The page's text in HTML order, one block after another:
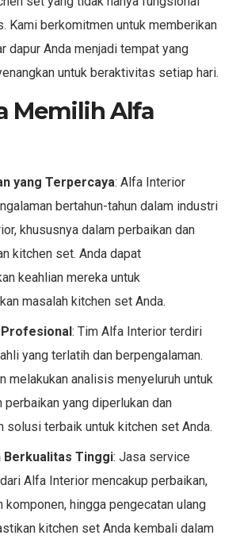
Kami berkomitmen untuk memberikan
dapur Anda menjadi tempat yang
untuk beraktivitas setiap hari.
Memilih Alfa
yang Terpercaya: Alfa Interior
bertahun-tahun dalam industri
khususnya dalam perbaikan dan
kitchen set. Anda dapat
keahlian mereka untuk
masalah kitchen set Anda.
: Tim Alfa Interior terdiri
yang terlatih dan berpengalaman.
melakukan analisis menyeluruh untuk
perbaikan yang diperlukan dan
solusi terbaik untuk kitchen set Anda.
Berkualitas Tinggi: Jasa service
Alfa Interior mencakup perbaikan,
komponen, hingga pengecatan ulang
kitchen set Anda kembali dalam